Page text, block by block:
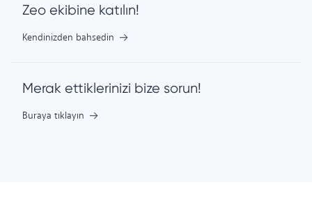
Zeo ekibine katılın!
Kendinizden bahsedin
Merak ettiklerinizi bize sorun!
Buraya tıklayın